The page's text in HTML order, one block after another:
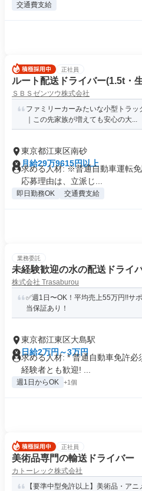
交通費支給
正社員
ルート配送ドライバー(1.5t・
ＳＢＳゼンツウ株式会社
ファミリーカーみたいな小型トラ
｜この先家族が増えても安心の大...
東京都江東区南砂
月給29万9615円以上
求める人材: ※普通自動車運転
応募理由は、立派じ...
即日勤務OK 交通費支給
業務委託
未経験歓迎の水の配送ドライ
株式会社 Trasaburou
✅週1日〜OK！平均売上55万円!!サ
当保証あり！
東京都江東区大島駅
日給2万円～3万円
求める人材: * 普通自動車免許
経験者とも歓迎! ...
週1日からOK +1個
正社員
美術品専門の輸送ドライバー
カトーレック株式会社
【要準中型免許以上】美術品・ア